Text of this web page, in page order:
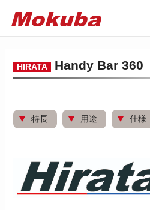
HIRATA Handy Bar 360
特長 用途 仕様